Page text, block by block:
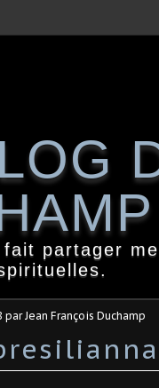
fait partager
par Jean François Duchamp